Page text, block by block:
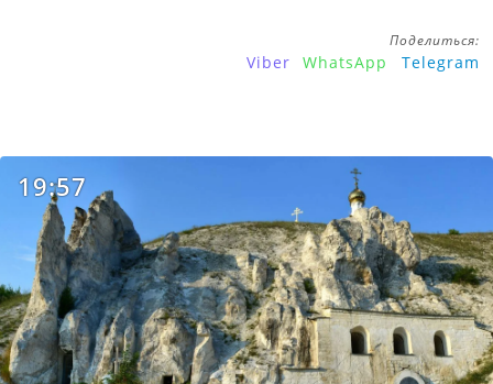
Поделиться:
Viber WhatsApp Telegram
19:57